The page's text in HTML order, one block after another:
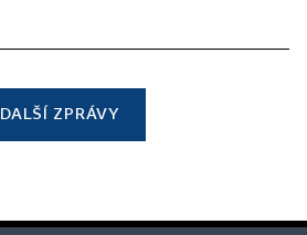
DALŠÍ ZPRÁVY